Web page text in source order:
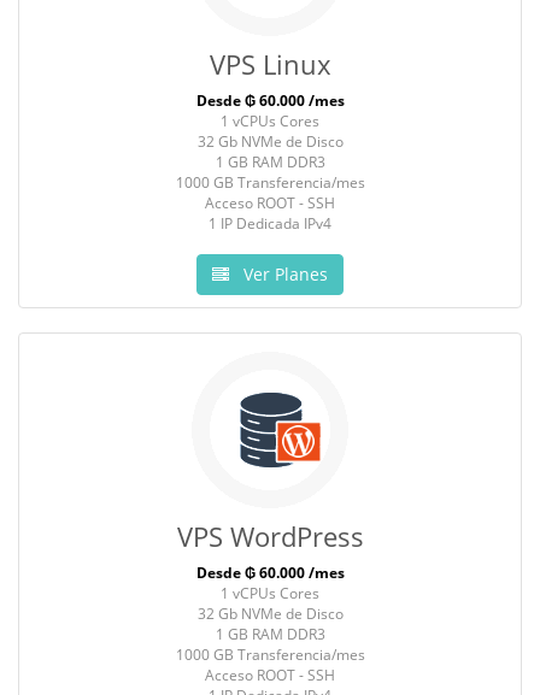
VPS Linux
Desde ₲ 60.000 /mes
1 vCPUs Cores
32 Gb NVMe de Disco
1 GB RAM DDR3
1000 GB Transferencia/mes
Acceso ROOT - SSH
1 IP Dedicada IPv4
Ver Planes
VPS WordPress
Desde ₲ 60.000 /mes
1 vCPUs Cores
32 Gb NVMe de Disco
1 GB RAM DDR3
1000 GB Transferencia/mes
Acceso ROOT - SSH